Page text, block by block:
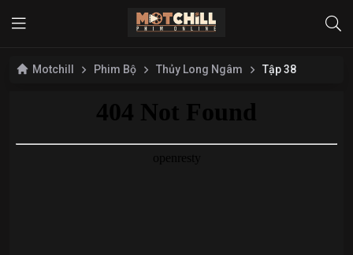
Motchill Phim Bộ Thủy Long Ngâm Tập 38